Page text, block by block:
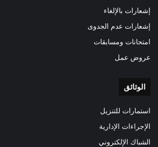
إشعارات بالإلغاء
إشعارات عدم الجدوى
امتحانات ومسابقات
عروض عمل
الوثائق
استمارات للتنزيل
الإجراءات الإدارية
الشباك الإلكتروني